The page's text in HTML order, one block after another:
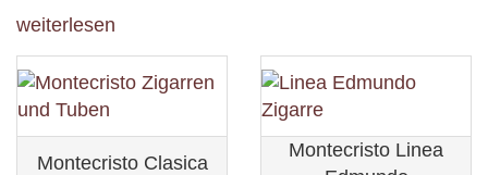
weiterlesen
Montecristo Clasica
Montecristo Linea